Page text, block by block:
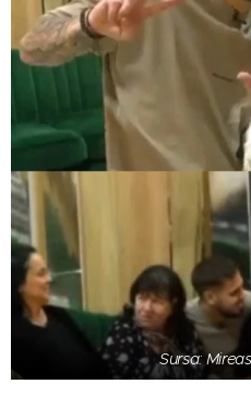
Sursa: